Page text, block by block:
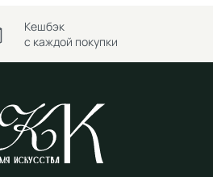
Кешбэк
с каждой покупки